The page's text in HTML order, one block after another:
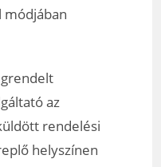
módjában
az
rendelési
helyszínen